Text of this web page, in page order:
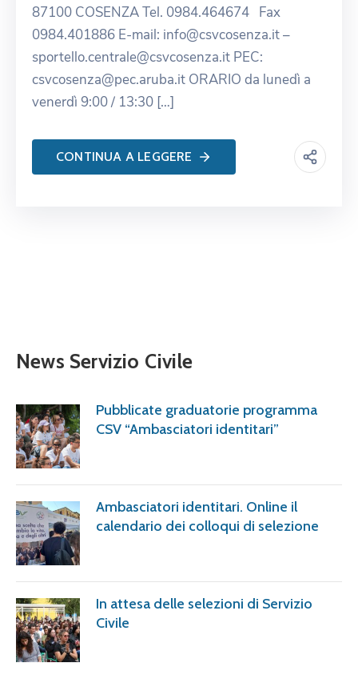
87100 COSENZA Tel. 0984.464674 Fax
0984.401886 E-mail: info@csvcosenza.it –
sportello.centrale@csvcosenza.it PEC:
csvcosenza@pec.aruba.it ORARIO da lunedì a
venerdì 9:00 / 13:30 […]
CONTINUA A LEGGERE
News Servizio Civile
Pubblicate graduatorie programma
CSV “Ambasciatori identitari”
Ambasciatori identitari. Online il
calendario dei colloqui di selezione
In attesa delle selezioni di Servizio
Civile